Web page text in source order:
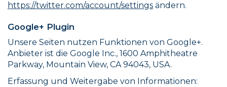
https://twitter.com/account/settings ändern.
Google+ Plugin
Unsere Seiten nutzen Funktionen von Google+.
Anbieter ist die Google Inc., 1600 Amphitheatre
Parkway, Mountain View, CA 94043, USA.
Erfassung und Weitergabe von Informationen: